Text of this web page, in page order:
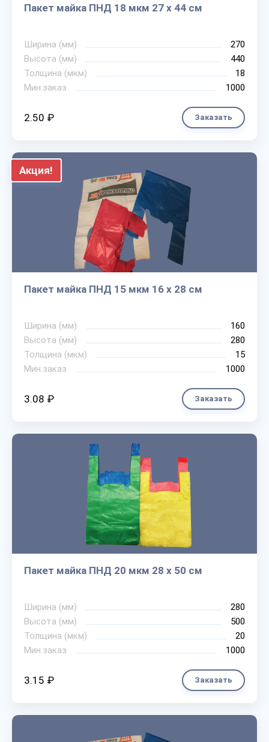
Пакет майка ПНД 18 мкм 27 х 44 см
Ширина (мм)
270
Высота (мм)
440
Толщина (мкм)
18
Мин.заказ
1000
2.50 ₽ Заказать
Акция!
Пакет майка ПНД 15 мкм 16 х 28 см
Ширина (мм)
160
Высота (мм)
280
Толщина (мкм)
15
Мин.заказ
1000
3.08 ₽ Заказать
Пакет майка ПНД 20 мкм 28 х 50 см
Ширина (мм)
280
Высота (мм)
500
Толщина (мкм)
20
Мин.заказ
1000
3.15 ₽ Заказать